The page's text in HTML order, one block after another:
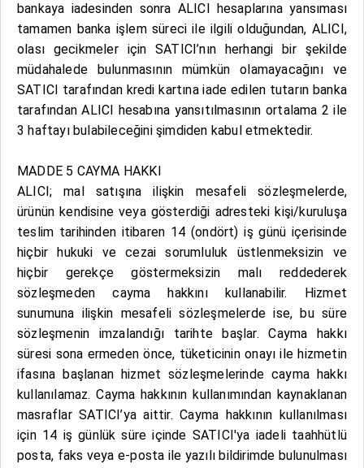
bankaya iadesinden sonra ALICI hesaplarına yansıması
tamamen banka işlem süreci ile ilgili olduğundan, ALICI,
olası gecikmeler için SATICI’nın herhangi bir şekilde
müdahalede bulunmasının mümkün olamayacağını ve
SATICI tarafından kredi kartına iade edilen tutarın banka
tarafından ALICI hesabına yansıtılmasının ortalama 2 ile
3 haftayı bulabileceğini şimdiden kabul etmektedir.
MADDE 5 CAYMA HAKKI
ALICI; mal satışına ilişkin mesafeli sözleşmelerde,
ürünün kendisine veya gösterdiği adresteki kişi/kuruluşa
teslim tarihinden itibaren 14 (ondört) iş günü içerisinde
hiçbir hukuki ve cezai sorumluluk üstlenmeksizin ve
hiçbir gerekçe göstermeksizin malı reddederek
sözleşmeden cayma hakkını kullanabilir. Hizmet
sunumuna ilişkin mesafeli sözleşmelerde ise, bu süre
sözleşmenin imzalandığı tarihte başlar. Cayma hakkı
süresi sona ermeden önce, tüketicinin onayı ile hizmetin
ifasına başlanan hizmet sözleşmelerinde cayma hakkı
kullanılamaz. Cayma hakkının kullanımından kaynaklanan
masraflar SATICI’ya aittir. Cayma hakkının kullanılması
için 14 iş günlük süre içinde SATICI'ya iadeli taahhütlü
posta, faks veya e-posta ile yazılı bildirimde bulunulması